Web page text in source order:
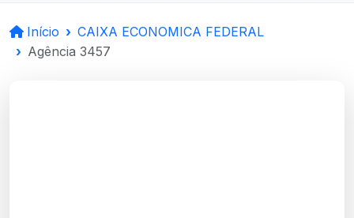
Início
CAIXA ECONOMICA FEDERAL
Agência 3457